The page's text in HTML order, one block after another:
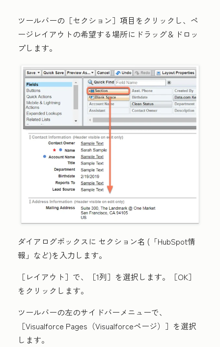
ツールバーの ［セクション］ 項目をクリックし、ペ
ージレイアウトの希望する場所にドラッグ＆ドロッ
プします。
ダイアログボックスに セクション名 (「HubSpot情
報」など)を入力します。
［レイアウト］で、
［1列］ を選択します。
［OK］
をクリックします。
ツールバーの左のサイドバーメニューで、
［Visualforce Pages（Visualforceページ）］ を選択
します。